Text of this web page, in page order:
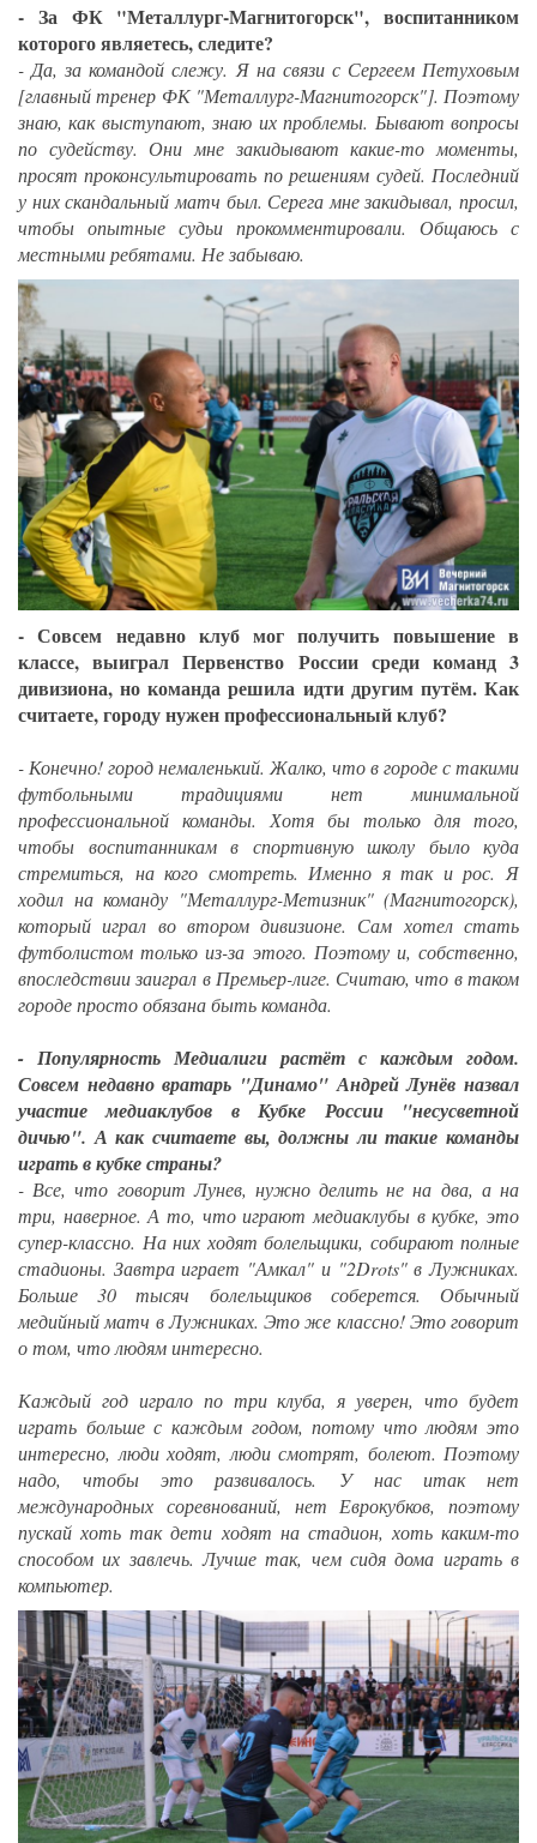
- За ФК "Металлург-Магнитогорск", воспитанником
которого являетесь, следите?
- Да, за командой слежу. Я на связи с Сергеем Петуховым
[главный тренер ФК "Металлург-Магнитогорск"]. Поэтому
знаю, как выступают, знаю их проблемы. Бывают вопросы
по судейству. Они мне закидывают какие-то моменты,
просят проконсультировать по решениям судей. Последний
у них скандальный матч был. Серега мне закидывал, просил,
чтобы опытные судьи прокомментировали. Общаюсь с
местными ребятами. Не забываю.
- Совсем недавно клуб мог получить повышение в
классе, выиграл Первенство России среди команд 3
дивизиона, но команда решила идти другим путём. Как
считаете, городу нужен профессиональный клуб?
- Конечно! город немаленький. Жалко, что в городе с такими
футбольными традициями нет минимальной
профессиональной команды. Хотя бы только для того,
чтобы воспитанникам в спортивную школу было куда
стремиться, на кого смотреть. Именно я так и рос. Я
ходил на команду "Металлург-Метизник" (Магнитогорск),
который играл во втором дивизионе. Сам хотел стать
футболистом только из-за этого. Поэтому и, собственно,
впоследствии заиграл в Премьер-лиге. Считаю, что в таком
городе просто обязана быть команда.
- Популярность Медиалиги растёт с каждым годом.
Совсем недавно вратарь "Динамо" Андрей Лунёв назвал
участие медиаклубов в Кубке России "несусветной
дичью". А как считаете вы, должны ли такие команды
играть в кубке страны?
- Все, что говорит Лунев, нужно делить не на два, а на
три, наверное. А то, что играют медиаклубы в кубке, это
супер-классно. На них ходят болельщики, собирают полные
стадионы. Завтра играет "Амкал" и "2Drots" в Лужниках.
Больше 30 тысяч болельщиков соберется. Обычный
медийный матч в Лужниках. Это же классно! Это говорит
о том, что людям интересно.
Каждый год играло по три клуба, я уверен, что будет
играть больше с каждым годом, потому что людям это
интересно, люди ходят, люди смотрят, болеют. Поэтому
надо, чтобы это развивалось. У нас итак нет
международных соревнований, нет Еврокубков, поэтому
пускай хоть так дети ходят на стадион, хоть каким-то
способом их завлечь. Лучше так, чем сидя дома играть в
компьютер.